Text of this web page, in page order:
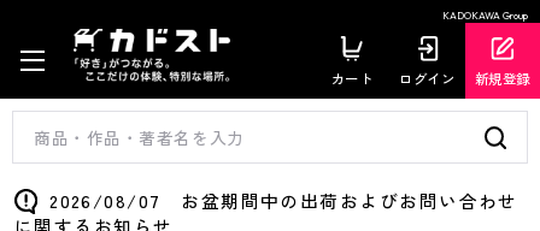
KADOKAWA Group
カート ログイン 新規登録
2026/08/07 お盆期間中の出荷およびお問い合わせ